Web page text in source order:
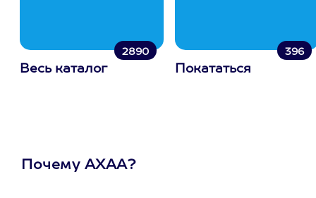
2890
Весь каталог
396
Покататься
Почему АХАА?